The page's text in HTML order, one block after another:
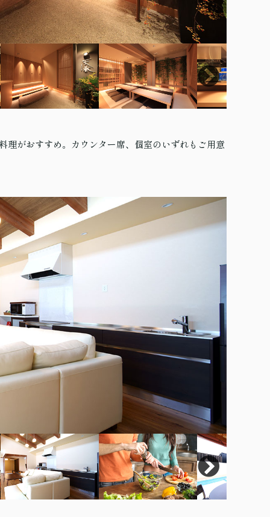
理がおすすめ。カウンター席、個室のいずれもご用意